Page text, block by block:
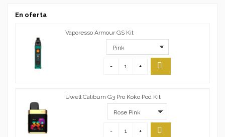
En oferta
Vaporesso Armour GS Kit
- +
Uwell Caliburn G3 Pro Koko Pod Kit
- +